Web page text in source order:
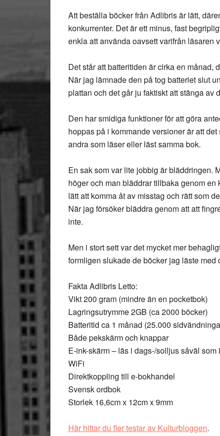
Att beställa böcker från Adlibris är lätt,
konkurrenter. Det är ett minus, fast
enkla att använda oavsett varifrån läsaren
Det står att batteritiden är cirka en månad,
När jag lämnade den på tog batteriet slut
plattan och det går ju faktiskt att stänga av
Den har smidiga funktioner för att göra
hoppas på i kommande versioner är att
andra som läser eller läst samma bok.
En sak som var lite jobbig är bläddringen.
höger och man bläddrar tillbaka genom
lätt att komma åt av misstag och rätt som
När jag försöker bläddra genom att att
inte.
Men i stort sett var det mycket mer
formligen slukade de böcker jag läste med
Fakta Adlibris Letto:
Vikt 200 gram (mindre än en pocketbok)
Lagringsutrymme 2GB (ca 2000 böcker)
Batteritid ca 1 månad (25.000
Både pekskärm och knappar
E-ink-skärm – läs i dags-/solljus såväl som
WiFi
Direktkoppling till e-bokhandel
Svensk ordbok
Storlek 16,6cm x 12cm x 9mm
Här hittar du fler testar av Kulturbloggen.